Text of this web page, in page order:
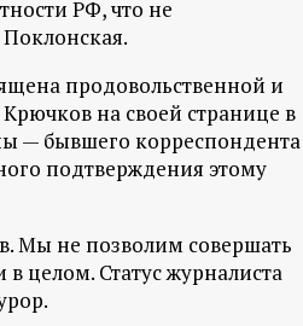
РФ, что не
продовольственной и
на своей странице в
— бывшего корреспондента
подтверждения этому
Мы не позволим совершать
целом. Статус журналиста